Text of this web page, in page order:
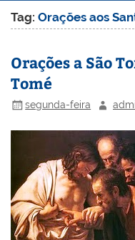
Tag:Orações aos
Orações a São
Tomé
segunda-feira